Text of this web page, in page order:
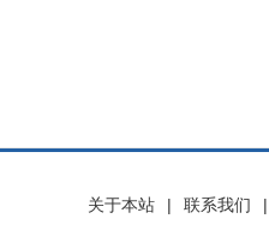
关于本站 | 联系我们 |